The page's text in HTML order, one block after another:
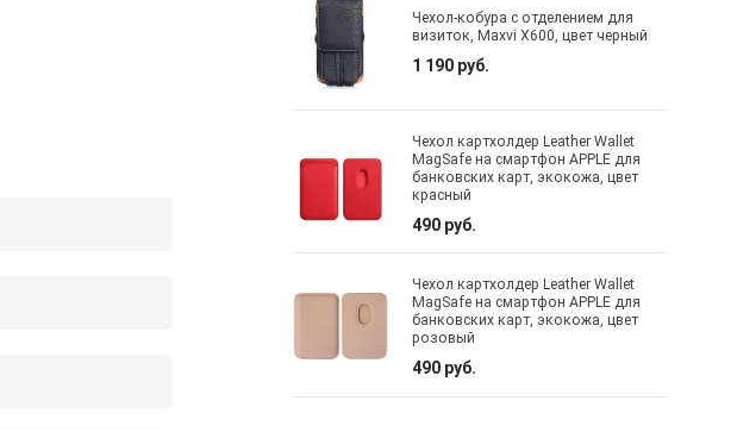
Чехол-кобура с отделением для
визиток, Maxvi X600, цвет черный
1 190 руб.
Чехол картхолдер Leather Wallet
MagSafe на смартфон APPLE для
банковских карт, экокожа, цвет
красный
490 руб.
Чехол картхолдер Leather Wallet
MagSafe на смартфон APPLE для
банковских карт, экокожа, цвет
розовый
490 руб.